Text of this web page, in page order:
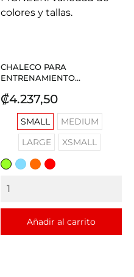
CHALECO PARA
ENTRENAMIENTO...
Precio
₡4.237,50
SMALL
MEDIUM
LARGE
XSMALL
VERDECELESTE
NARANJA
ROJO
Añadir al carrito